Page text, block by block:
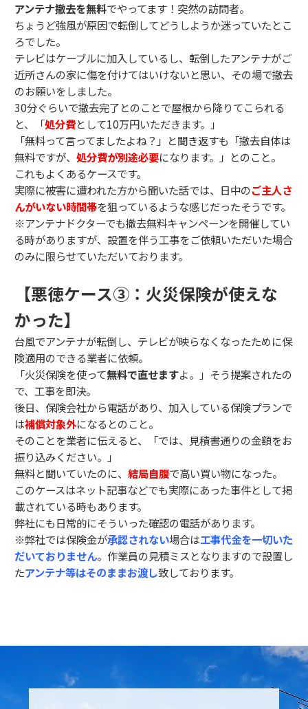
アンテナ撤去を無料でやってます！突然の訪問者。
ちょうど強風が原因で転倒してどうしようか迷っていたとこ
ろでした。
テレビはケーブルに加入しているし、転倒したアンテナがご
近所さんの家に傷を付けてはいけないと思い、その場で撤去
のお願いをしました。
30分ぐらいで撤去完了とのことで屋根から降りてこられる
と、「処分費として10万円いただきます。」
「無料って言ってましたよね？」と聞き返すも「撤去自体は
無料ですが、 処分費が別途必要になります。」とのこと。
これもよくあるケースです。
実際に被害に遭われた方から聞いた話では、日中のご主人さ
んがいない時間帯を狙っているような感じだったそうです。
※アンテナドクターでも撤去無料キャンペーンを開催してい
る時がありますが、設置を伴う工事をご依頼いただいた場合
のみに限らせていただいております。
【悪徳ケース③：火災保険が使えな
かった】
台風でアンテナが転倒し、テレビが映らなくなったために保
険適用のできる業者に依頼。
「火災保険を使って無料で直せますよ。」そう提案されたの
で、工事を即決。
後日、保険会社から電話があり、加入している保険プランで
は補償対象外になるとのこと。
そのことを業者に伝えると、「では、見積書通りの金額をお
振り込みください。」
無料と聞いていたのに、 結局自腹で高い買い物になった。
このケースはネット記事などでも実際にあった事件として掲
載されている時もあります。
弊社にも日常的にそういった確認の電話があります。
※弊社では保険金が承認されない場合は工事代金を一切いた
だいておりません。作業員の見積ミスとなりますので設置し
たアンテナ等はそのままお渡し致しております。